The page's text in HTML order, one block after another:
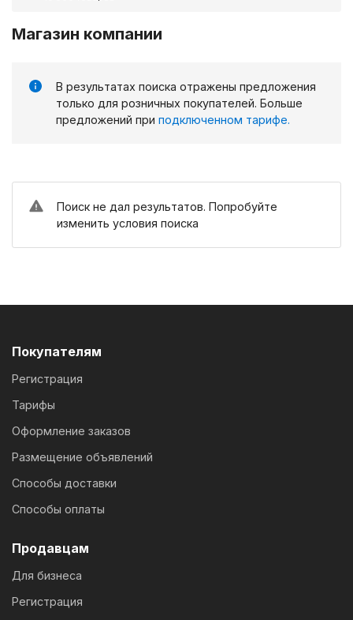
Магазин компании
В результатах поиска отражены предложения
только для розничных покупателей. Больше
предложений при подключенном тарифе.
Поиск не дал результатов. Попробуйте
изменить условия поиска
Покупателям
Регистрация
Тарифы
Оформление заказов
Размещение объявлений
Способы доставки
Способы оплаты
Продавцам
Для бизнеса
Регистрация